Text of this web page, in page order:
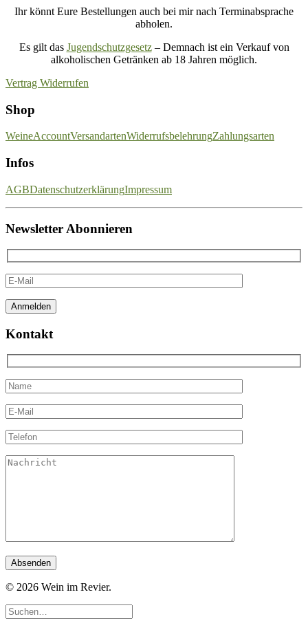
Ihr könnt Eure Bestellungen auch bei mir nach Terminabsprache
abholen.
Es gilt das Jugendschutzgesetz– Demnach ist ein Verkauf von
alkoholischen Getränken ab 18 Jahren möglich.
Vertrag Widerrufen
Shop
WeineAccountVersandartenWiderrufsbelehrungZahlungsarten
Infos
AGBDatenschutzerklärungImpressum
Newsletter Abonnieren
Kontakt
© 2026 Wein im Revier.